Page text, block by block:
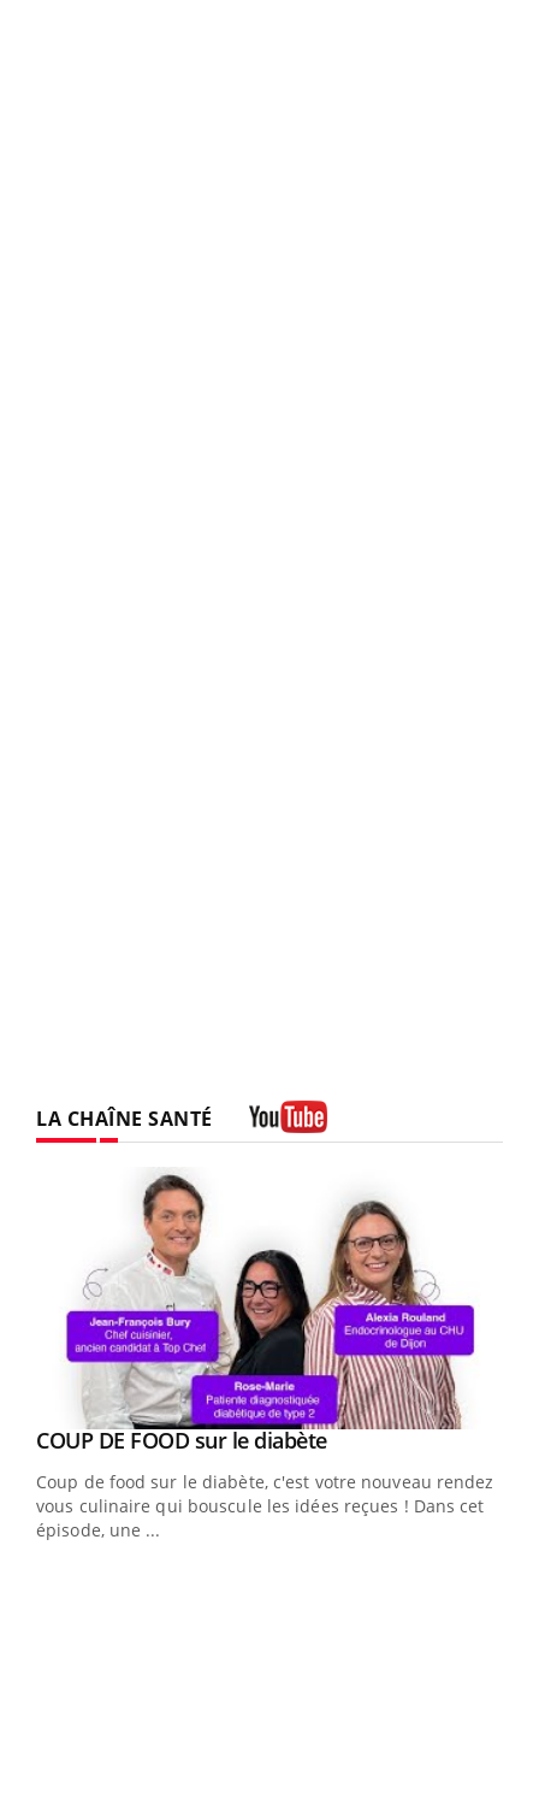
LA CHAÎNE SANTÉ
Youtube
COUP DE FOOD sur le diabèteYoutube
Coup de food sur le diabète, c'est votre nouveau rendez-
vous culinaire qui bouscule les idées reçues ! Dans cet
épisode, une ...
Youtube
Quand l’entreprise mise sur le bien être global
"Les rendez-vous de la santé et de la qualité de vie au
travail" de Pourquoi Docteur reçoivent Régis Blugeon,
DRH et directeur ...